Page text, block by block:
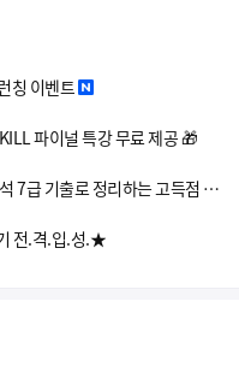
칭 이벤트
파이널 특강 무료 제공 🎁
🚩 [LIVE] 7/10(금), 7/11(토) PSAT 자료해석 7급 기출로 정리하는 고득점 16-SKILL 라이브
전.격.입.성.★